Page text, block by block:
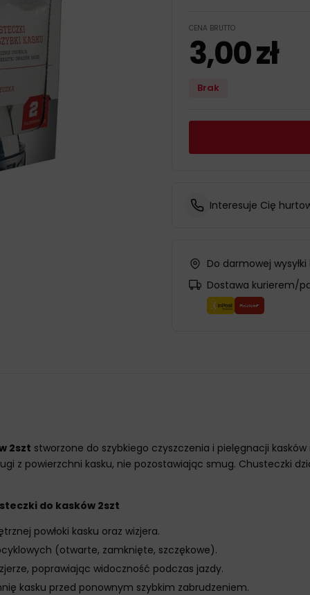
CENA BRUTTO
3,00zł
Brak
Interesuje Cię
Do darmowej
Dostawa kurierem/
2szt stworzone do szybkiego czyszczenia i pielęgnacji
z powierzchni kasku, nie pozostawiając smug. Chusteczki
do kasków 2szt
powłoki kasku oraz wizjera.
(otwarte, zamknięte, szczękowe).
poprawiając widoczność podczas jazdy.
kasku przed ponownym szybkim zabrudzeniem.